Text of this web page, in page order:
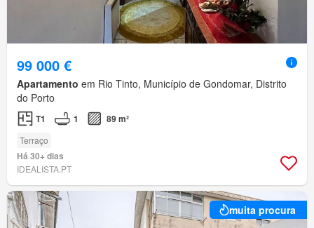
99 000 €
Apartamento em Rio Tinto, Município de Gondomar, Distrito
do Porto
T1 1 89 m²
Terraço
Há 30+ dias
IDEALISTA.PT
muita procura